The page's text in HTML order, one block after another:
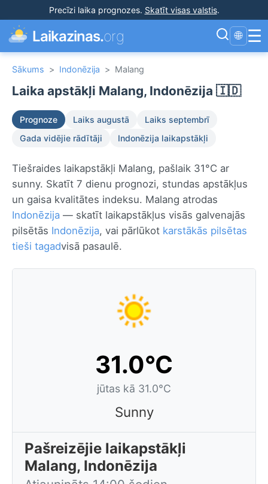
Precīzi laika prognozes. Skatīt visas valstis.
Laikazinas.org 🌐 ☰
Sākums > Indonēzija > Malang
Laika apstākļi Malang, Indonēzija 🇮🇩
Prognoze Laiks augustā
Laiks septembrī
Gada vidējie rādītāji
Indonēzija laikapstākļi
Tiešraides laikapstākļi Malang, pašlaik 31°C ar
sunny. Skatīt 7 dienu prognozi, stundas apstākļus
un gaisa kvalitātes indeksu. Malang atrodas
Indonēzija — skatīt laikapstākļus visās galvenajās
pilsētās Indonēzija, vai pārlūkot karstākās pilsētas
tieši tagadvisā pasaulē.
31.0°C
jūtas kā 31.0°C
Sunny
Pašreizējie laikapstākļi
Malang, Indonēzija